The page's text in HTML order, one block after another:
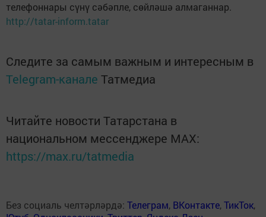
телефоннары сүнү сәбәпле, сөйләшә алмаганнар.
http://tatar-inform.tatar
Следите за самым важным и интересным в
Telegram-канале Татмедиа
Читайте новости Татарстана в
национальном мессенджере MАХ:
https://max.ru/tatmedia
Без социаль челтәрләрдә: Телеграм, ВКонтакте,ТикТок,